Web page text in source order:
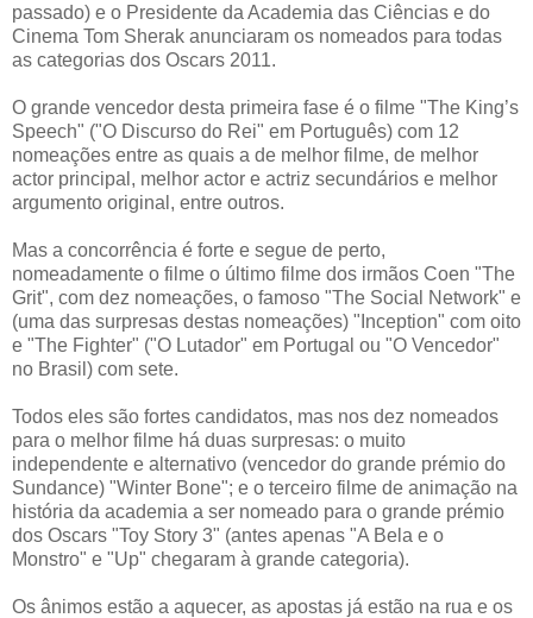
passado) e o Presidente da Academia das Ciências e do
Cinema Tom Sherak anunciaram os nomeados para todas
as categorias dos Oscars 2011.
O grande vencedor desta primeira fase é o filme "The King’s
Speech" ("O Discurso do Rei" em Português) com 12
nomeações entre as quais a de melhor filme, de melhor
actor principal, melhor actor e actriz secundários e melhor
argumento original, entre outros.
Mas a concorrência é forte e segue de perto,
nomeadamente o filme o último filme dos irmãos Coen "The
Grit", com dez nomeações, o famoso "The Social Network" e
(uma das surpresas destas nomeações) "Inception" com oito
e "The Fighter" ("O Lutador" em Portugal ou "O Vencedor"
no Brasil) com sete.
Todos eles são fortes candidatos, mas nos dez nomeados
para o melhor filme há duas surpresas: o muito
independente e alternativo (vencedor do grande prémio do
Sundance) "Winter Bone"; e o terceiro filme de animação na
história da academia a ser nomeado para o grande prémio
dos Oscars "Toy Story 3" (antes apenas "A Bela e o
Monstro" e "Up" chegaram à grande categoria).
Os ânimos estão a aquecer, as apostas já estão na rua e os